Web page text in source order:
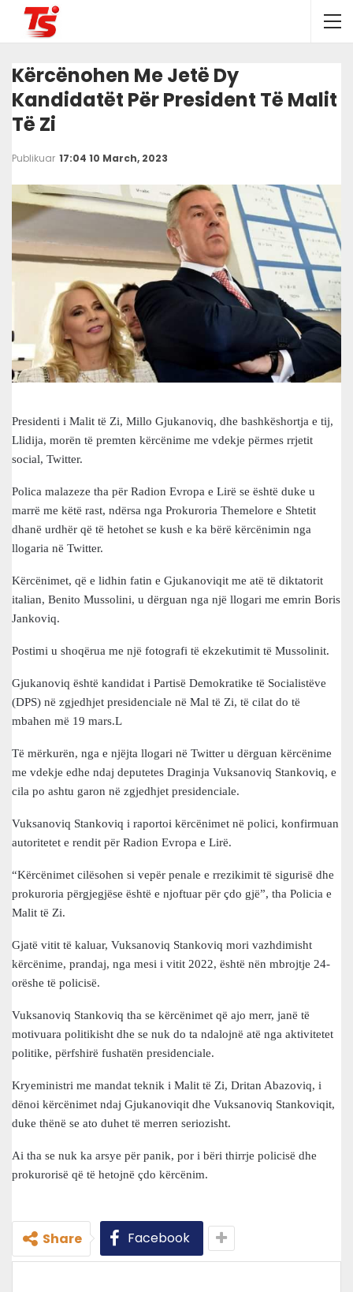
Kërcënohen Me Jetë Dy
Kandidatët Për President Të Malit
Të Zi
Publikuar 17:04 10 March, 2023
Presidenti i Malit të Zi, Millo Gjukanoviq, dhe bashkëshortja e tij,
Llidija, morën të premten kërcënime me vdekje përmes rrjetit
social, Twitter.
Polica malazeze tha për Radion Evropa e Lirë se është duke u
marrë me këtë rast, ndërsa nga Prokuroria Themelore e Shtetit
dhanë urdhër që të hetohet se kush e ka bërë kërcënimin nga
llogaria në Twitter.
Kërcënimet, që e lidhin fatin e Gjukanoviqit me atë të diktatorit
italian, Benito Mussolini, u dërguan nga një llogari me emrin Boris
Jankoviq.
Postimi u shoqërua me një fotografi të ekzekutimit të Mussolinit.
Gjukanoviq është kandidat i Partisë Demokratike të Socialistëve
(DPS) në zgjedhjet presidenciale në Mal të Zi, të cilat do të
mbahen më 19 mars.L
Të mërkurën, nga e njëjta llogari në Twitter u dërguan kërcënime
me vdekje edhe ndaj deputetes Draginja Vuksanoviq Stankoviq, e
cila po ashtu garon në zgjedhjet presidenciale.
Vuksanoviq Stankoviq i raportoi kërcënimet në polici, konfirmuan
autoritetet e rendit për Radion Evropa e Lirë.
“Kërcënimet cilësohen si vepër penale e rrezikimit të sigurisë dhe
prokuroria përgjegjëse është e njoftuar për çdo gjë”, tha Policia e
Malit të Zi.
Gjatë vitit të kaluar, Vuksanoviq Stankoviq mori vazhdimisht
kërcënime, prandaj, nga mesi i vitit 2022, është nën mbrojtje 24-
orëshe të policisë.
Vuksanoviq Stankoviq tha se kërcënimet që ajo merr, janë të
motivuara politikisht dhe se nuk do ta ndalojnë atë nga aktivitetet
politike, përfshirë fushatën presidenciale.
Kryeministri me mandat teknik i Malit të Zi, Dritan Abazoviq, i
dënoi kërcënimet ndaj Gjukanoviqit dhe Vuksanoviq Stankoviqit,
duke thënë se ato duhet të merren seriozisht.
Ai tha se nuk ka arsye për panik, por i bëri thirrje policisë dhe
prokurorisë që të hetojnë çdo kërcënim.
Share Facebook